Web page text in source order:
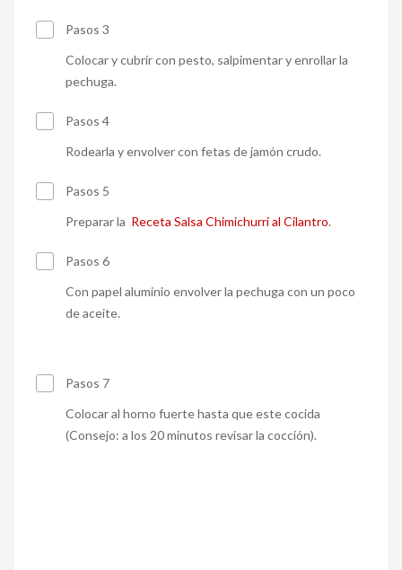
Pasos 3
Colocar y cubrir con pesto, salpimentar y enrollar la
pechuga.
Pasos 4
Rodearla y envolver con fetas de jamón crudo.
Pasos 5
Preparar la Receta Salsa Chimichurri al Cilantro.
Pasos 6
Con papel aluminio envolver la pechuga con un poco
de aceite.
Pasos 7
Colocar al horno fuerte hasta que este cocida
(Consejo: a los 20 minutos revisar la cocción).